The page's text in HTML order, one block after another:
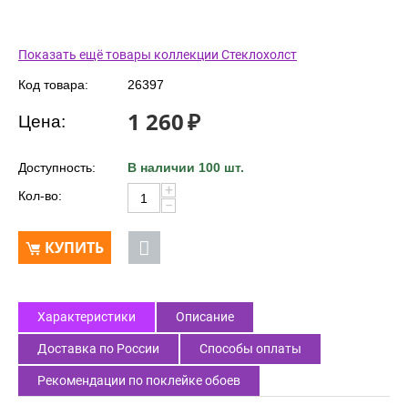
Показать ещё товары коллекции Стеклохолст
Код товара: 26397
Цена: 1 260₽
Доступность:
В наличии 100 шт.
Кол-во:
+
−
КУПИТЬ
Характеристики Описание
Доставка по России Способы оплаты
Рекомендации по поклейке обоев